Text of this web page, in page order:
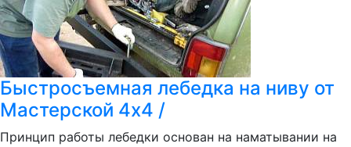
Быстросъемная лебедка на ниву от
Мастерской 4х4 /
Принцип работы лебедки основан на наматывании на